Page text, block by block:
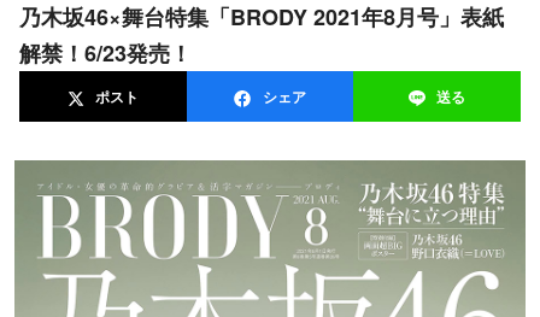
乃木坂46×舞台特集「BRODY 2021年8月号」表紙
解禁！6/23発売！
ポスト シェア 送る